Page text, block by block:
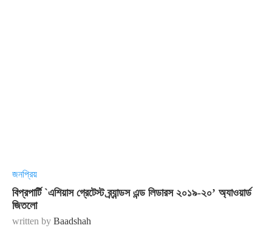
জনপ্রিয়
বিপ্রপার্টি `এশিয়াস গ্রেটেস্ট ব্র্যান্ডস এন্ড লিডারস ২০১৯-২০’ অ্যাওয়ার্ড
জিতলো
written by Baadshah